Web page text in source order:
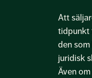
Att
tidpunkt
den
juridisk
Även